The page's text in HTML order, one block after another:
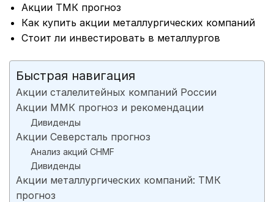
Акции ТМК прогноз
Как купить акции металлургических компаний
Стоит ли инвестировать в металлургов
Быстрая навигация
Акции сталелитейных компаний России
Акции ММК прогноз и рекомендации
Дивиденды
Акции Северсталь прогноз
Анализ акций CHMF
Дивиденды
Акции металлургических компаний: ТМК
прогноз